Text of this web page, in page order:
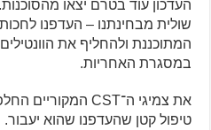
העדכון עוד בטרם יצאו
שולית מבחינתנו – העדפנו
המתוכננת ולהחליף את
במסגרת האחריות.
טיפול קטן שהעדפנו שהוא יעבור.